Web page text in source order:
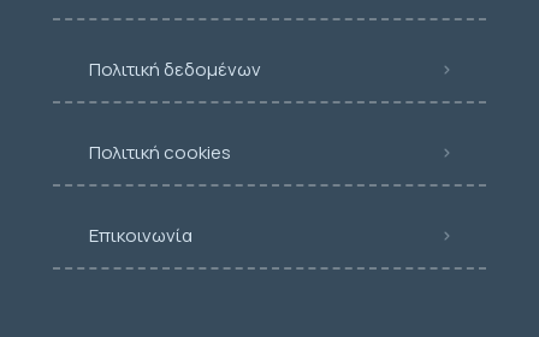
Πολιτική δεδομένων
Πολιτική cookies
Επικοινωνία